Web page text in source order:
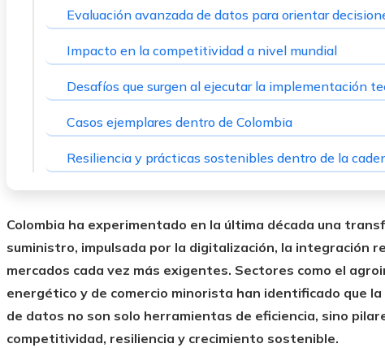
Evaluación avanzada de datos para orientar
Impacto en la competitividad a nivel mundial
Desafíos que surgen al ejecutar la implementación
Casos ejemplares dentro de Colombia
Resiliencia y prácticas sostenibles dentro de la
Colombia ha experimentado en la última década una
suministro, impulsada por la digitalización, la integración
mercados cada vez más exigentes. Sectores como el
energético y de comercio minorista han identificado que
de datos no son solo herramientas de eficiencia, sino
competitividad, resiliencia y crecimiento sostenible.